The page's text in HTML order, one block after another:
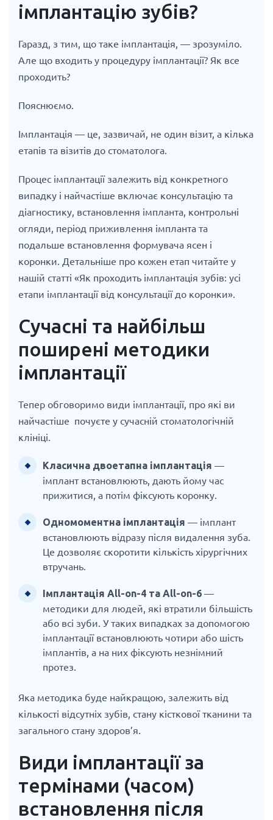
імплантацію зубів?
Гаразд, з тим, що таке імплантація, — зрозуміло.
Але що входить у процедуру імплантації? Як все
проходить?
Пояснюємо.
Імплантація — це, зазвичай, не один візит, а кілька
етапів та візитів до стоматолога.
Процес імплантації залежить від конкретного
випадку і найчастіше включає консультацію та
діагностику, встановлення імпланта, контрольні
огляди, період приживлення імпланта та
подальше встановлення формувача ясен і
коронки. Детальніше про кожен етап читайте у
нашій статті «Як проходить імплантація зубів: усі
етапи імплантації від консультації до коронки».
Сучасні та найбільш
поширені методики
імплантації
Тепер обговоримо види імплантації, про які ви
найчастіше почуєте у сучасній стоматологічній
клініці.
Класична двоетапна імплантація —
імплант встановлюють, дають йому час
прижитися, а потім фіксують коронку.
Одномоментна імплантація — імплант
встановлюють відразу після видалення зуба.
Це дозволяє скоротити кількість хірургічних
втручань.
Імплантація All-on-4 та All-on-6 —
методики для людей, які втратили більшість
або всі зуби. У таких випадках за допомогою
імплантації встановлюють чотири або шість
імплантів, а на них фіксують незнімний
протез.
Яка методика буде найкращою, залежить від
кількості відсутніх зубів, стану кісткової тканини та
загального стану здоров’я.
Види імплантації за
термінами (часом)
встановлення після